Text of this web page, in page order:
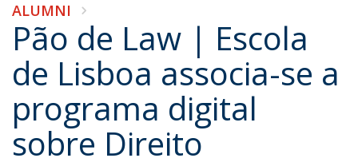
ALUMNI
Pão de Law | Escola
de Lisboa associa-se a
programa digital
sobre Direito